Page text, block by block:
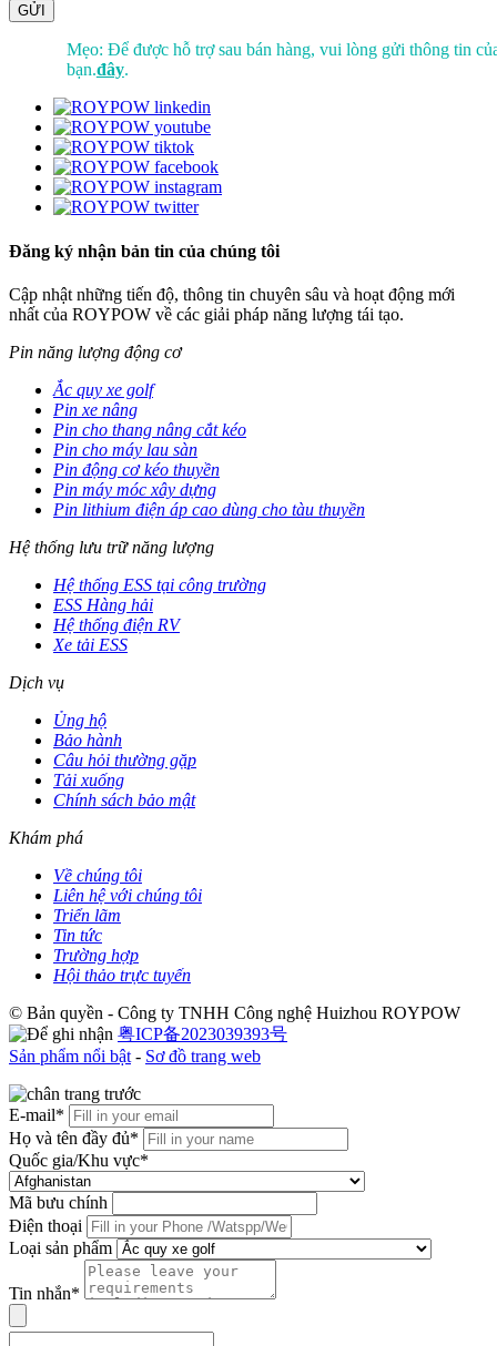
GỬI
Mẹo: Để được hỗ trợ sau bán hàng, vui lòng gửi thông tin
bạn.đây.
Đăng ký nhận bản tin của chúng tôi
Cập nhật những tiến độ, thông tin chuyên sâu và hoạt động mới
nhất của ROYPOW về các giải pháp năng lượng tái tạo.
Pin năng lượng động cơ
Ắc quy xe golf
Pin xe nâng
Pin cho thang nâng cắt kéo
Pin cho máy lau sàn
Pin động cơ kéo thuyền
Pin máy móc xây dựng
Pin lithium điện áp cao dùng cho tàu thuyền
Hệ thống lưu trữ năng lượng
Hệ thống ESS tại công trường
ESS Hàng hải
Hệ thống điện RV
Xe tải ESS
Dịch vụ
Ủng hộ
Bảo hành
Câu hỏi thường gặp
Tải xuống
Chính sách bảo mật
Khám phá
Về chúng tôi
Liên hệ với chúng tôi
Triển lãm
Tin tức
Trường hợp
Hội thảo trực tuyến
© Bản quyền - Công ty TNHH Công nghệ Huizhou ROYPOW
粤ICP备2023039393号
Sản phẩm nổi bật - Sơ đồ trang web
E-mail*
Họ và tên đầy đủ*
Quốc gia/Khu vực*
Mã bưu chính
Điện thoại
Loại sản phẩm
Tin nhắn*